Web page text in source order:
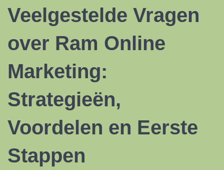
Veelgestelde Vragen
over Ram Online
Marketing:
Strategieën,
Voordelen en Eerste
Stappen